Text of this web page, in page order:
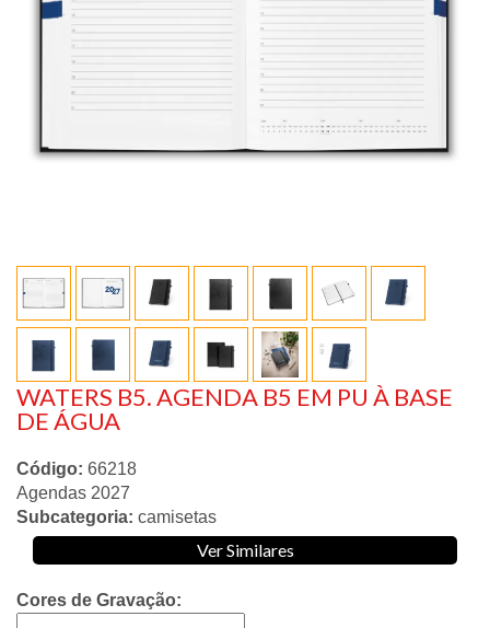
WATERS B5. AGENDA B5 EM PU À BASE
DE ÁGUA
Código: 66218
Agendas 2027
Subcategoria: camisetas
Ver Similares
Cores de Gravação: